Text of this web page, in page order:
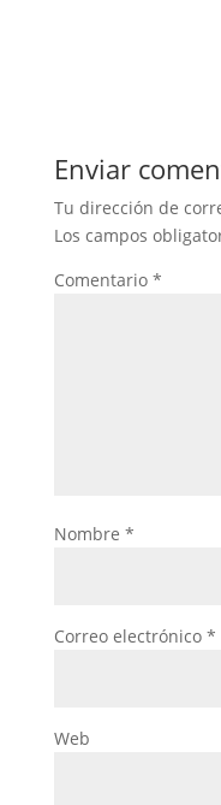
Enviar
Tu dirección de
Los campos
Comentario *
Nombre *
Correo electrónico *
Web